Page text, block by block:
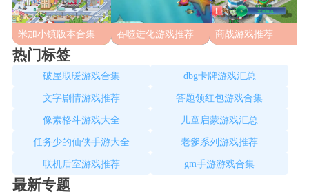
米加小镇版本合集 吞噬进化游戏推荐 商战游戏推荐
热门标签
破屋取暖游戏合集
dbg卡牌游戏汇总
文字剧情游戏推荐
答题领红包游戏合集
像素格斗游戏大全
儿童启蒙游戏汇总
任务少的仙侠手游大全
老爹系列游戏推荐
联机后室游戏推荐
gm手游游戏合集
最新专题